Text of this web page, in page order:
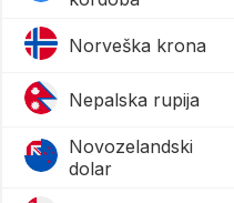
Norveška krona
Nepalska rupija
Novozelandski
dolar